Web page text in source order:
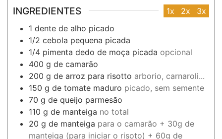
INGREDIENTES 1x 2x
3x
1 dente de alho picado
1/2 cebola pequena picada
1/4 pimenta dedo de moça picada opcional
400 g de camarão
200 g de arroz para risotto arborio, carnaroli...
150 g de tomate maduro picado, sem semente
70 g de queijo parmesão
110 g de manteiga no total
20 g de manteiga para o camarão + 30g de
manteiga (para iniciar o risoto) + 60g de